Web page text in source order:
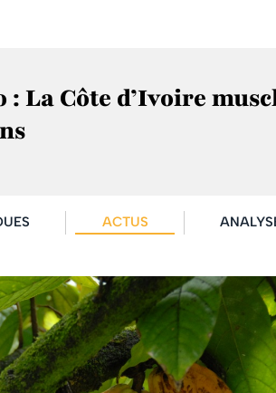
: La Côte d’Ivoire
ACTUS